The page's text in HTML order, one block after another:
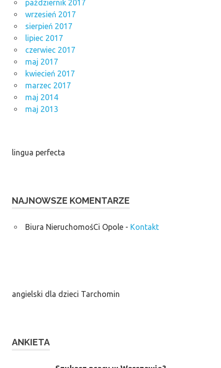
październik 2017
wrzesień 2017
sierpień 2017
lipiec 2017
czerwiec 2017
maj 2017
kwiecień 2017
marzec 2017
maj 2014
maj 2013
lingua perfecta
NAJNOWSZE KOMENTARZE
Biura NieruchomośCi Opole- Kontakt
angielski dla dzieci Tarchomin
ANKIETA